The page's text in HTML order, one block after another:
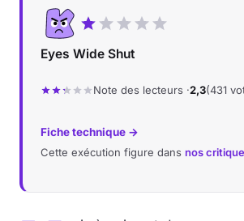
Eyes Wide Shut
Note des lecteurs ·2,3(431
Fiche technique →
Cette exécution figure dans nos